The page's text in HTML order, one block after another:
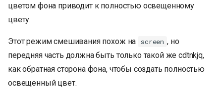
цветом фона приводит к полностью освещенному
цвету.
Этот режим смешивания похож на screen , но
передняя часть должна быть только такой же cdtnkjq,
как обратная сторона фона, чтобы создать полностью
освещенный цвет.